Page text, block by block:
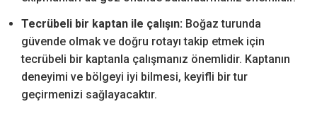
Tecrübeli bir kaptan ile çalışın: Boğaz turunda
güvende olmak ve doğru rotayı takip etmek için
tecrübeli bir kaptanla çalışmanız önemlidir. Kaptanın
deneyimi ve bölgeyi iyi bilmesi, keyifli bir tur
geçirmenizi sağlayacaktır.